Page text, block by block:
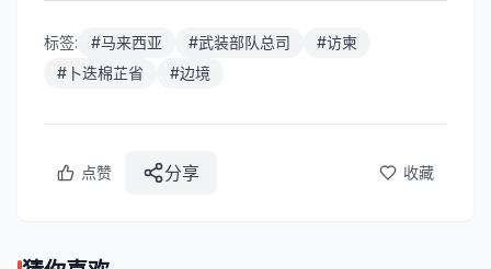
标签: #马来西亚 #武装部队总司 #访柬
# 卜迭棉芷省 #边境
点赞 分享 收藏